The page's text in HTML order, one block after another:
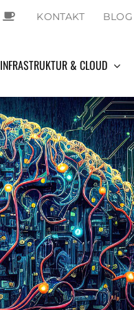
KONTAKT BLOG
INFRASTRUKTUR & CLOUD